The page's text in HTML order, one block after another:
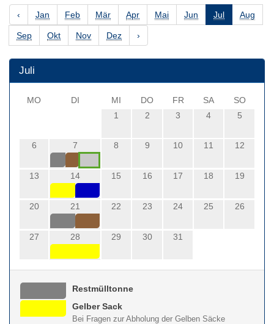
‹ Jan Feb Mär Apr Mai Jun Jul Aug
Sep Okt Nov Dez ›
Juli
MO DI MI DO FR SA
SO
1
2 3 4 5
6 7 8 9 10 11 12
13 14 15 16 17 18 19
20 21 22 23 24 25 26
27 28 29 30 31
Restmülltonne
Gelber Sack
Bei Fragen zur Abholung der Gelben Säcke